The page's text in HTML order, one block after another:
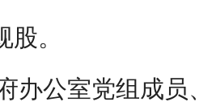
。
办公室党组成员